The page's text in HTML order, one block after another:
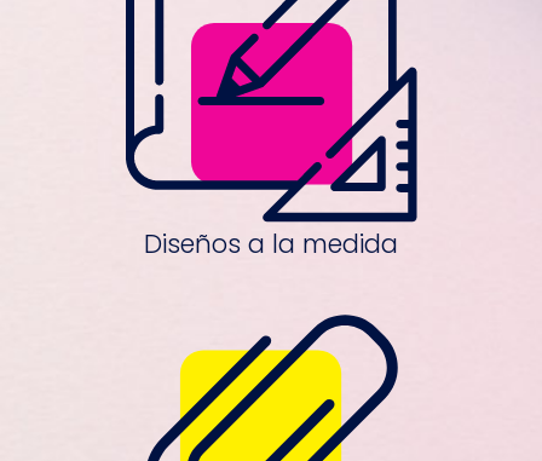
Diseños a la medida